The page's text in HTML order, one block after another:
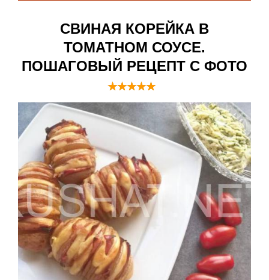
СВИНАЯ КОРЕЙКА В
ТОМАТНОМ СОУСЕ.
ПОШАГОВЫЙ РЕЦЕПТ С ФОТО